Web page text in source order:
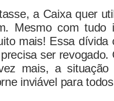
a Caixa quer
Mesmo com tudo
mais! Essa
ser revogado.
mais, a
inviável para